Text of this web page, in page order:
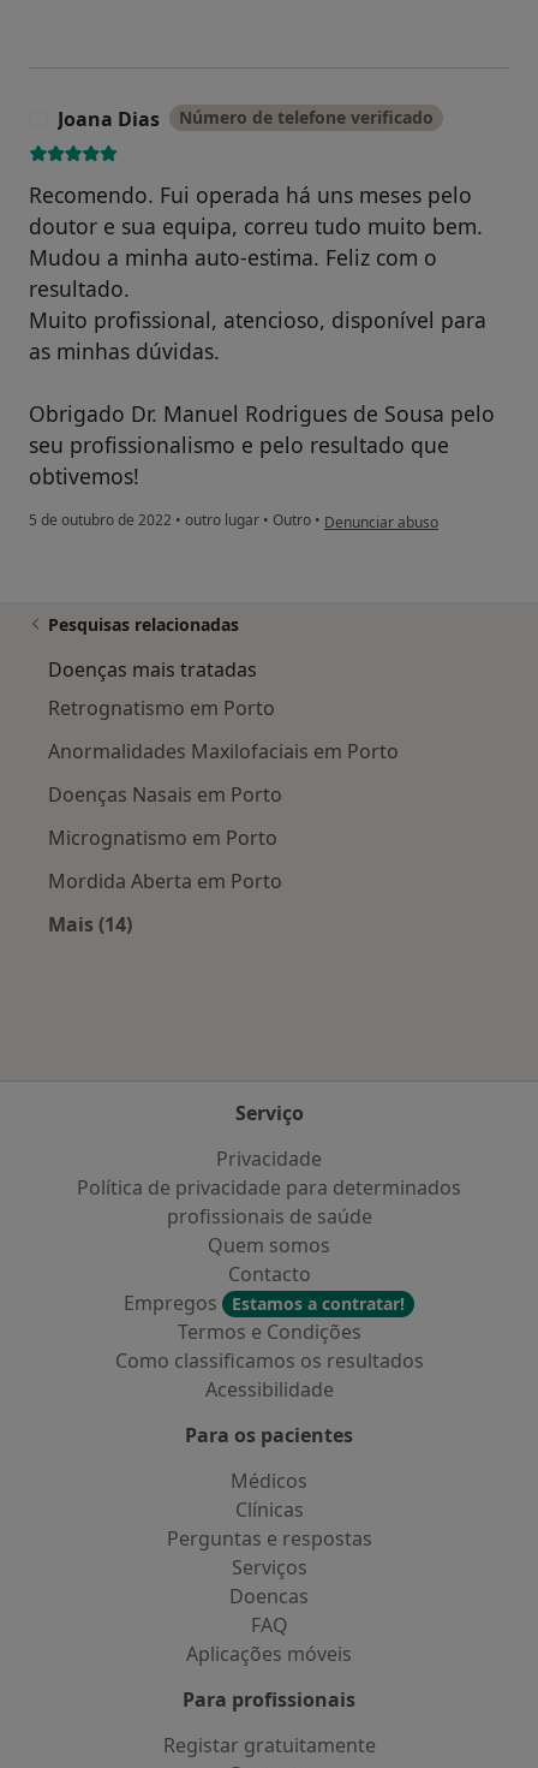
Joana Dias Número de telefone verificado
Recomendo. Fui operada há uns meses pelo
doutor e sua equipa, correu tudo muito bem.
Mudou a minha auto-estima. Feliz com o
resultado.
Muito profissional, atencioso, disponível para
as minhas dúvidas.
Obrigado Dr. Manuel Rodrigues de Sousa pelo
seu profissionalismo e pelo resultado que
obtivemos!
5 de outubro de 2022 • outro lugar • Outro • na opinião do utilizador Joana
Denunciar abuso
Pesquisas relacionadas
Doenças mais tratadas
Retrognatismo em Porto
Anormalidades Maxilofaciais em Porto
Doenças Nasais em Porto
Micrognatismo em Porto
Mordida Aberta em Porto
Mais (14)
Serviço
Privacidade
Política de privacidade para determinados
profissionais de saúde
Quem somos
Contacto
Empregos
Estamos a contratar!
Termos e Condições
Como classificamos os resultados
Acessibilidade
Para os pacientes
Médicos
Clínicas
Perguntas e respostas
Serviços
Doencas
FAQ
Aplicações móveis
Para profissionais
Registar gratuitamente